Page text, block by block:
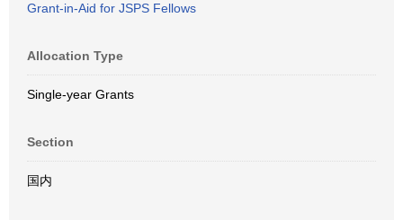
Grant-in-Aid for JSPS Fellows
Allocation Type
Single-year Grants
Section
国内